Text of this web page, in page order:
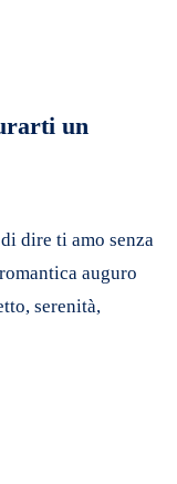
un
dire ti amo senza
auguro
serenità,